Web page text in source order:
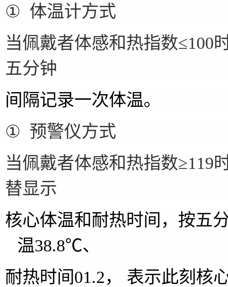
① 体温计方式
当佩戴者体感和热指数≤100
五分钟
间隔记录一次体温。
① 预警仪方式
当佩戴者体感和热指数≥119
替显示
核心体温和耐热时间，按五
温38.8℃、
耐热时间01.2， 表示此刻核